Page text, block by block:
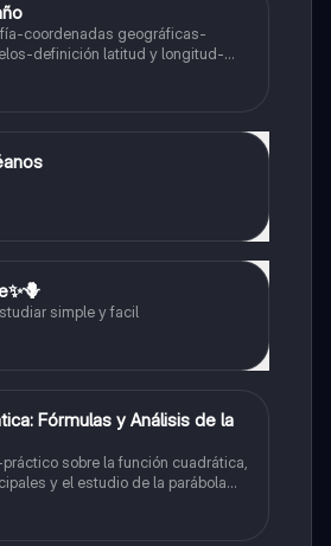
coordenadas geográficas-
definición latitud y longitud-
definición mapa-localización
simple y facil
Fórmulas y Análisis de la
sobre la función cuadrática,
y el estudio de la parábola
gráfica.Incluye desarrollo de la
de raíces, vértice y elementos